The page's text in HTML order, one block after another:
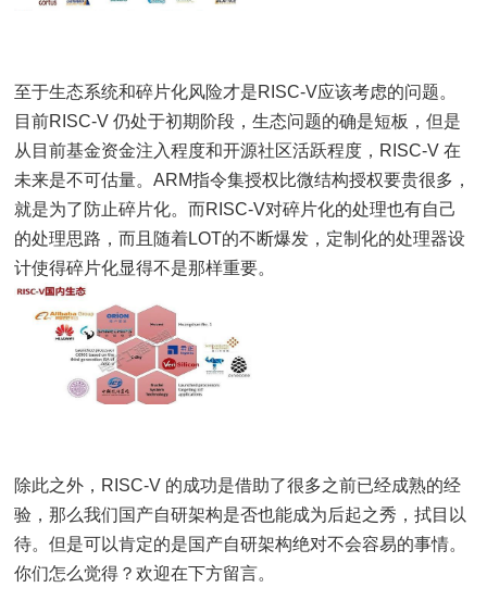
至于生态系统和碎片化风险才是RISC-V应该考虑的问题。
目前RISC-V 仍处于初期阶段，生态问题的确是短板，但是
从目前基金资金注入程度和开源社区活跃程度，RISC-V 在
未来是不可估量。ARM指令集授权比微结构授权要贵很多，
就是为了防止碎片化。而RISC-V对碎片化的处理也有自己
的处理思路，而且随着LOT的不断爆发，定制化的处理器设
计使得碎片化显得不是那样重要。
除此之外，RISC-V 的成功是借助了很多之前已经成熟的经
验，那么我们国产自研架构是否也能成为后起之秀，拭目以
待。但是可以肯定的是国产自研架构绝对不会容易的事情。
你们怎么觉得？欢迎在下方留言。